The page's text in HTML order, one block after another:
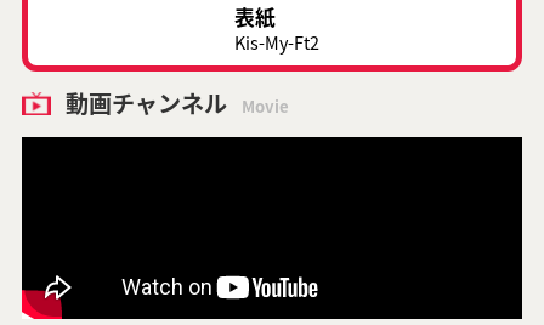
表紙
Kis-My-Ft2
動画チャンネル Movie